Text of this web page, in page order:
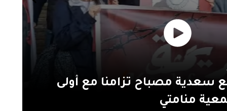
في ذكرى الثورة: شكاوى
والتهميش والظلم